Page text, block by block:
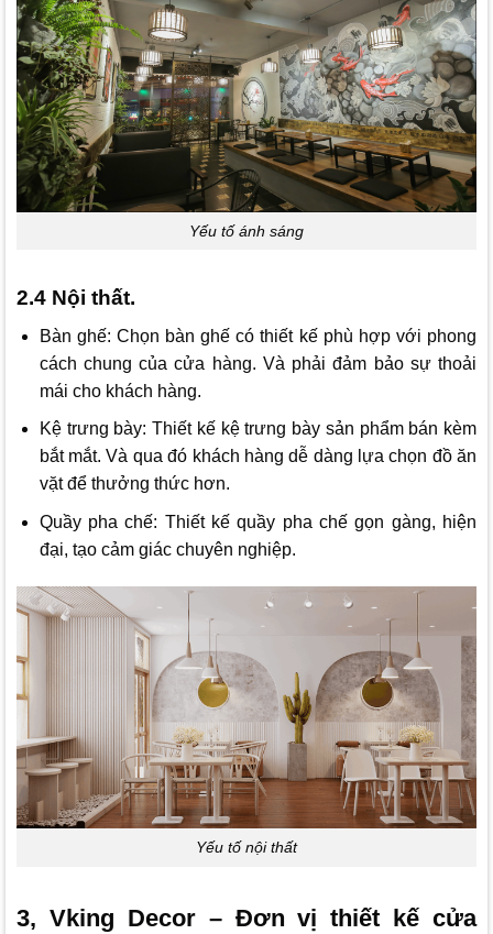
Yếu tố ánh sáng
2.4 Nội thất.
Bàn ghế: Chọn bàn ghế có thiết kế phù hợp với phong
cách chung của cửa hàng. Và phải đảm bảo sự thoải
mái cho khách hàng.
Kệ trưng bày: Thiết kế kệ trưng bày sản phẩm bán kèm
bắt mắt. Và qua đó khách hàng dễ dàng lựa chọn đồ ăn
vặt để thưởng thức hơn.
Quầy pha chế: Thiết kế quầy pha chế gọn gàng, hiện
đại, tạo cảm giác chuyên nghiệp.
Yếu tố nội thất
3, Vking Decor – Đơn vị thiết kế cửa